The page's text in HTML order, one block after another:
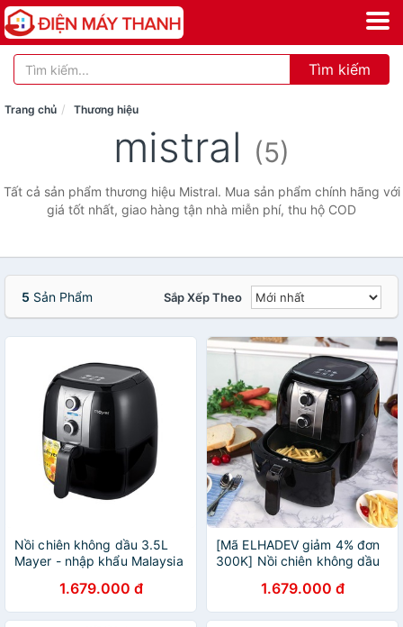
Tìm kiếm
Trang chủ Thương hiệu
mistral (5)
Tất cả sản phẩm thương hiệu Mistral. Mua sản phẩm chính hãng với
giá tốt nhất, giao hàng tận nhà miễn phí, thu hộ COD
5 Sản Phẩm Sắp Xếp Theo
Nồi chiên không dầu 3.5L
Mayer - nhập khẩu Malaysia
1.679.000 đ
[Mã ELHADEV giảm 4% đơn
300K] Nồi chiên không dầu
Malaysia1.679.000 đ